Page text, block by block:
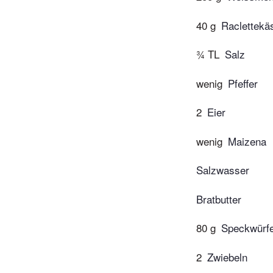
40 g
¾ TL Salz
wenig Pfeffer
2 Eier
wenig Maizena
Salzwasser
Bratbutter
80 g
2 Zwiebeln